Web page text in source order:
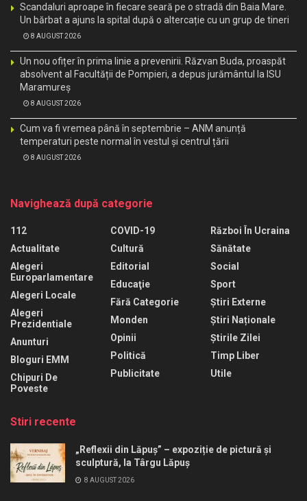
Scandaluri aproape în fiecare seară pe o stradă din Baia Mare.
Un bărbat a ajuns la spital după o altercație cu un grup de tineri
8 AUGUST 2026
Un nou ofițer în prima linie a prevenirii. Răzvan Buda, proaspăt
absolvent al Facultății de Pompieri, a depus jurământul la ISU
Maramureș
8 AUGUST 2026
Cum va fi vremea până în septembrie – ANM anunță
temperaturi peste normal în vestul și centrul țării
8 AUGUST 2026
Navighează după categorie
112
Actualitate
Alegeri
Europarlamentare
Alegeri Locale
Alegeri
Prezidentiale
Anunturi
Bloguri EMM
Chipuri De
Poveste
COVID-19
Cultură
Editorial
Educaţie
Fără Categorie
Monden
Opinii
Politică
Publicitate
Război În Ucraina
Sănătate
Social
Sport
Știri Externe
Știri Naționale
Știrile Zilei
Timp Liber
Utile
Stiri recente
„Reflexii din Lăpuș” – expoziție de pictură și
sculptură, la Târgu Lăpuș
8 AUGUST 2026